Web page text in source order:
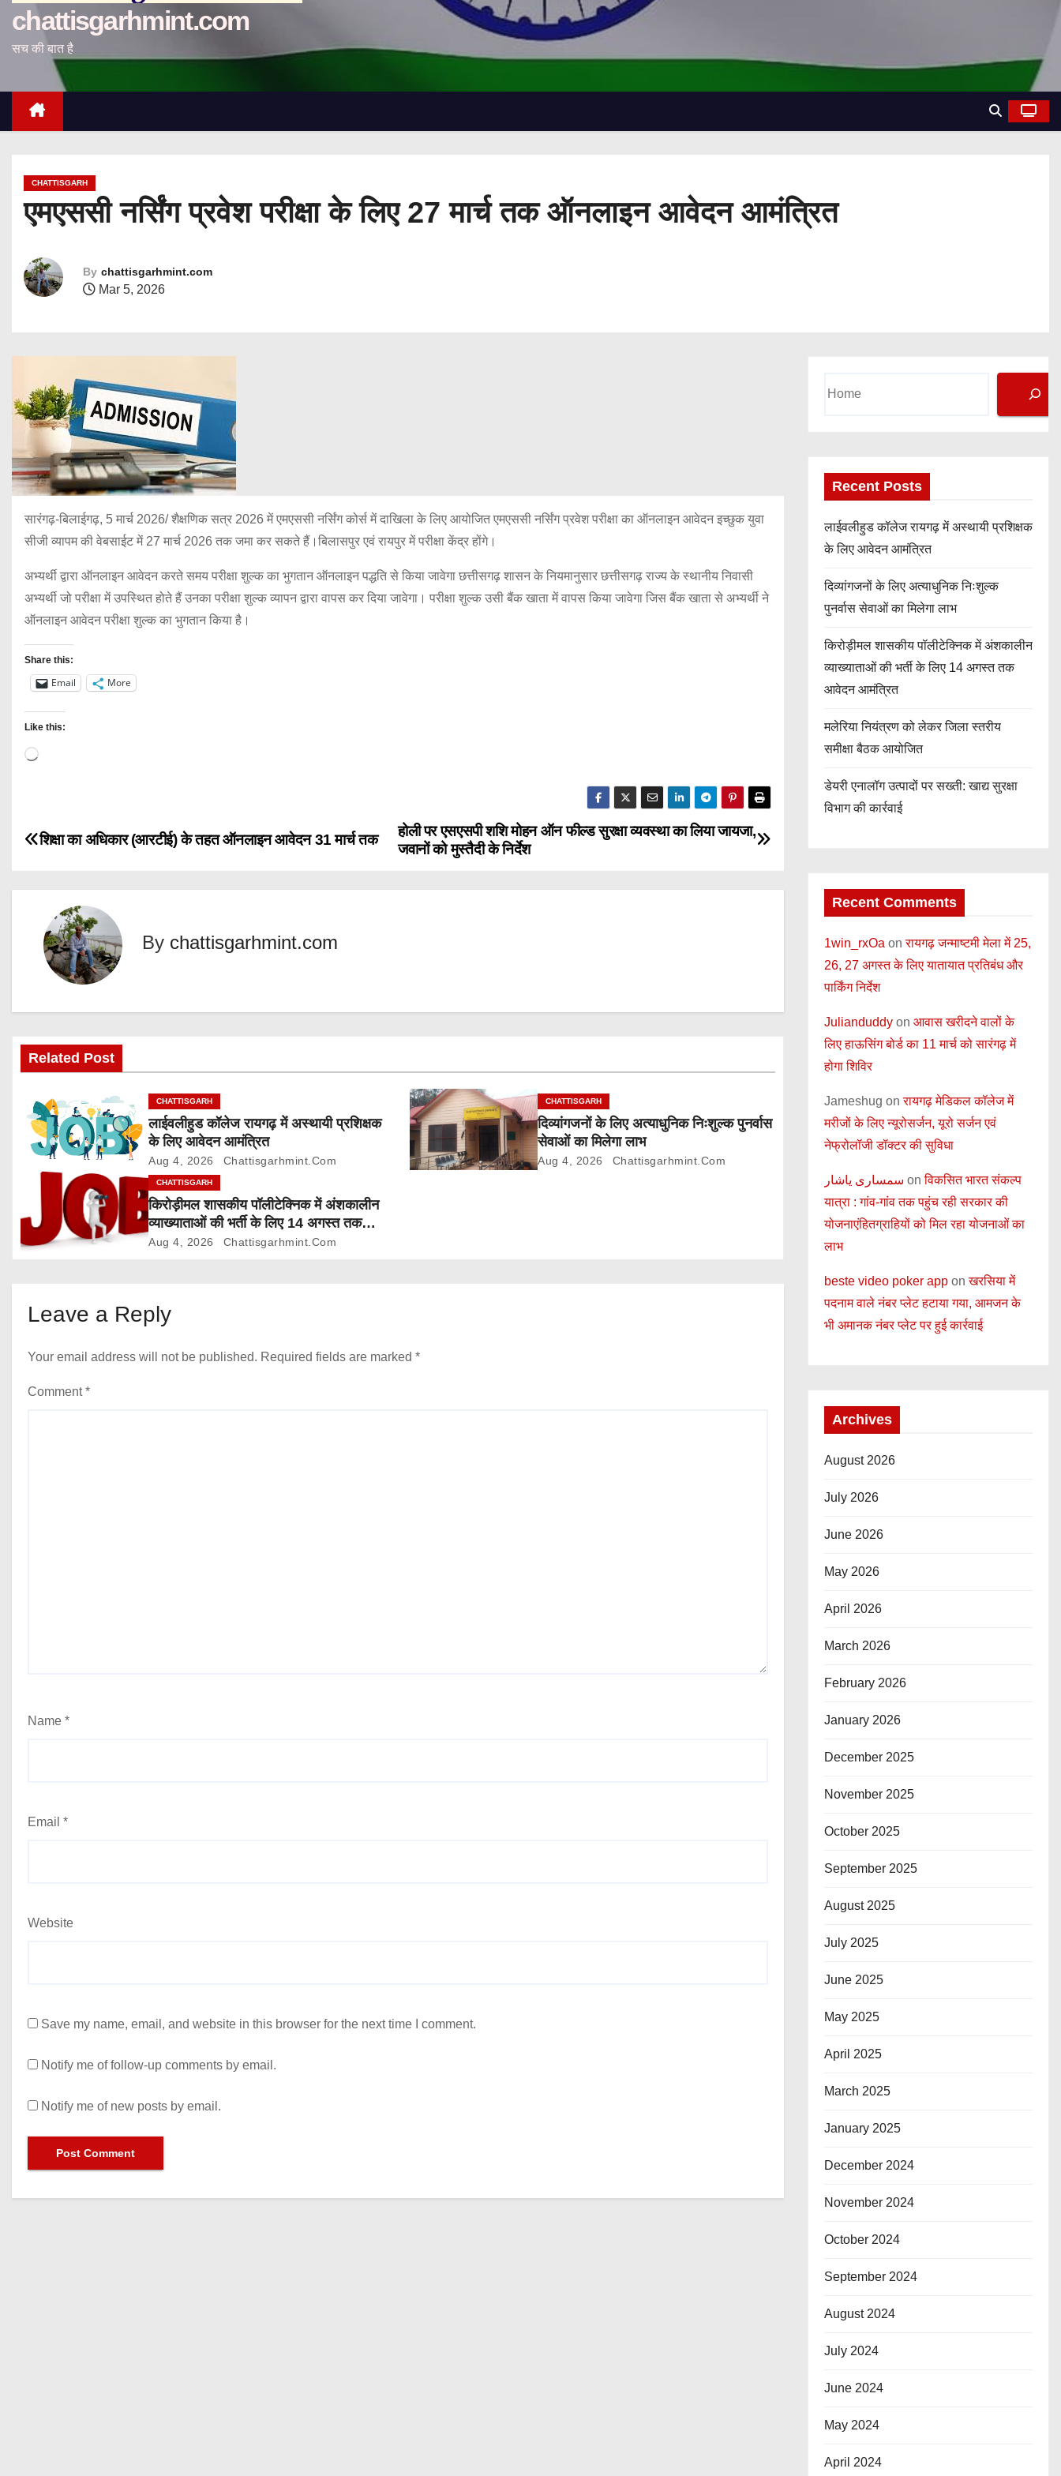
chattisgarhmint.com
सच की बात है
CHATTISGARH
एमएससी नर्सिंग प्रवेश परीक्षा के लिए 27 मार्च तक ऑनलाइन आवेदन आमंत्रित
By chattisgarhmint.com
Mar 5, 2026
सारंगढ़-बिलाईगढ़, 5 मार्च 2026/ शैक्षणिक सत्र 2026 में एमएससी नर्सिंग कोर्स में दाखिला के लिए आयोजित एमएससी नर्सिंग प्रवेश परीक्षा का ऑनलाइन आवेदन इच्छुक युवा
सीजी व्यापम की वेबसाईट में 27 मार्च 2026 तक जमा कर सकते हैं।बिलासपुर एवं रायपुर में परीक्षा केंद्र होंगे।
अभ्यर्थी द्वारा ऑनलाइन आवेदन करते समय परीक्षा शुल्क का भुगतान ऑनलाइन पद्धति से किया जावेगा छत्तीसगढ़ शासन के नियमानुसार छत्तीसगढ़ राज्य के स्थानीय निवासी
अभ्यर्थी जो परीक्षा में उपस्थित होते हैं उनका परीक्षा शुल्क व्यापन द्वारा वापस कर दिया जावेगा। परीक्षा शुल्क उसी बैंक खाता में वापस किया जावेगा जिस बैंक खाता से अभ्यर्थी ने
ऑनलाइन आवेदन परीक्षा शुल्क का भुगतान किया है।
Share this:
Email More
Like this:
L
i
P
i
g
a
o
होली पर एसएसपी शशि मोहन ऑन फील्ड सुरक्षा व्यवस्था का लिया जायजा,
जवानों को मुस्तैदी के निर्देश
शिक्षा का अधिकार (आरटीई) के तहत ऑनलाइन आवेदन 31 मार्च तक
By chattisgarhmint.com
Related Post
CHATTISGARH
लाईवलीहुड कॉलेज रायगढ़ में अस्थायी प्रशिक्षक
के लिए आवेदन आमंत्रित
Aug 4, 2026 Chattisgarhmint.com
CHATTISGARH
दिव्यांगजनों के लिए अत्याधुनिक निःशुल्क पुनर्वास
सेवाओं का मिलेगा लाभ
Aug 4, 2026 Chattisgarhmint.com
CHATTISGARH
किरोड़ीमल शासकीय पॉलीटेक्निक में अंशकालीन
व्याख्याताओं की भर्ती के लिए 14 अगस्त तक
आवेदन आमंत्रित
Aug 4, 2026 Chattisgarhmint.com
Leave a Reply
Your email address will not be published. Required fields are marked *
Comment*
Name *
Email *
Website
Save my name, email, and website in this browser for the next time I comment.
Notify me of follow-up comments by email.
Notify me of new posts by email.
Recent Posts
लाईवलीहुड कॉलेज रायगढ़ में अस्थायी प्रशिक्षक
के लिए आवेदन आमंत्रित
दिव्यांगजनों के लिए अत्याधुनिक निःशुल्क
पुनर्वास सेवाओं का मिलेगा लाभ
किरोड़ीमल शासकीय पॉलीटेक्निक में अंशकालीन
व्याख्याताओं की भर्ती के लिए 14 अगस्त तक
आवेदन आमंत्रित
मलेरिया नियंत्रण को लेकर जिला स्तरीय
समीक्षा बैठक आयोजित
डेयरी एनालॉग उत्पादों पर सख्ती: खाद्य सुरक्षा
विभाग की कार्रवाई
Recent Comments
1win_rxOa onरायगढ़ जन्माष्टमी मेला में 25,
26, 27 अगस्त के लिए यातायात प्रतिबंध और
पार्किंग निर्देश
Julianduddy on आवास खरीदने वालों के
लिए हाऊसिंग बोर्ड का 11 मार्च को सारंगढ़ में
होगा शिविर
Jameshug onरायगढ़ मेडिकल कॉलेज में
मरीजों के लिए न्यूरोसर्जन, यूरो सर्जन एवं
नेफ्रोलॉजी डॉक्टर की सुविधा
سمساری یاشار onविकसित भारत संकल्प
यात्रा : गांव-गांव तक पहुंच रही सरकार की
योजनाएंहितग्राहियों को मिल रहा योजनाओं का
लाभ
beste video poker app onखरसिया में
पदनाम वाले नंबर प्लेट हटाया गया, आमजन के
भी अमानक नंबर प्लेट पर हुई कार्रवाई
Archives
August 2026
July 2026
June 2026
May 2026
April 2026
March 2026
February 2026
January 2026
December 2025
November 2025
October 2025
September 2025
August 2025
July 2025
June 2025
May 2025
April 2025
March 2025
January 2025
December 2024
November 2024
October 2024
September 2024
August 2024
July 2024
June 2024
May 2024
April 2024